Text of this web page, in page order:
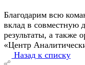
Благодарим всю
вклад в совместную
результаты, а также
«Центр
Назад к списку